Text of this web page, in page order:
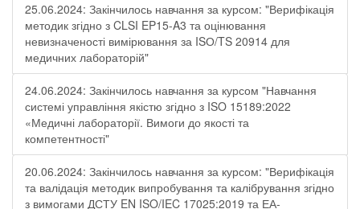
25.06.2024: Закінчилось навчання за курсом: "Верифікація
методик згідно з CLSI EP15-A3 та оцінювання
невизначеності вимірювання за ISО/TS 20914 для
медичних лабораторій"
24.06.2024: Закінчилось навчання за курсом "Навчання
системі управління якістю згідно з ISO 15189:2022
«Медичні лабораторії. Вимоги до якості та
компетентності"
20.06.2024: Закінчилось навчання за курсом: "Верифікація
та валідація методик випробування та калібрування згідно
з вимогами ДСТУ EN ISO/IEC 17025:2019 та ЕА-